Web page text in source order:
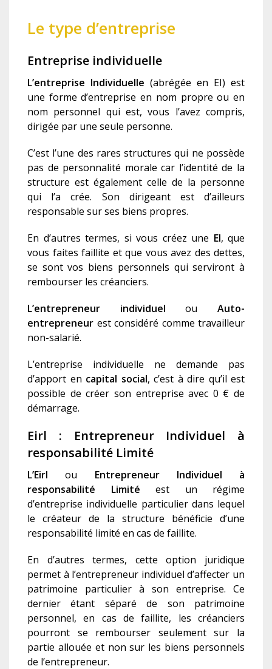
Le type d’entreprise
Entreprise individuelle
L’entreprise Individuelle (abrégée en EI) est
une forme d’entreprise en nom propre ou en
nom personnel qui est, vous l’avez compris,
dirigée par une seule personne.
C’est l’une des rares structures qui ne possède
pas de personnalité morale car l’identité de la
structure est également celle de la personne
qui l’a crée. Son dirigeant est d’ailleurs
responsable sur ses biens propres.
En d’autres termes, si vous créez une EI, que
vous faites faillite et que vous avez des dettes,
se sont vos biens personnels qui serviront à
rembourser les créanciers.
L’entrepreneur individuel ouAuto-
entrepreneur est considéré comme travailleur
non-salarié.
L’entreprise individuelle ne demande pas
d’apport en capital social, c’est à dire qu’il est
possible de créer son entreprise avec 0 € de
démarrage.
Eirl : Entrepreneur Individuel à
responsabilité Limité
L’Eirl ou Entrepreneur Individuel à
responsabilité Limité est un régime
d’entreprise individuelle particulier dans lequel
le créateur de la structure bénéficie d’une
responsabilité limité en cas de faillite.
En d’autres termes, cette option juridique
permet à l’entrepreneur individuel d’affecter un
patrimoine particulier à son entreprise. Ce
dernier étant séparé de son patrimoine
personnel, en cas de faillite, les créanciers
pourront se rembourser seulement sur la
partie allouée et non sur les biens personnels
de l’entrepreneur.